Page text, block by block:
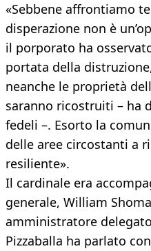
«Sebbene affrontiamo
disperazione non è
il porporato ha
portata della
neanche le proprietà
saranno ricostruiti – ha
fedeli –. Esorto la
delle aree circostanti a
resiliente».
Il cardinale era
generale, William
amministratore
Pizzaballa ha parlato